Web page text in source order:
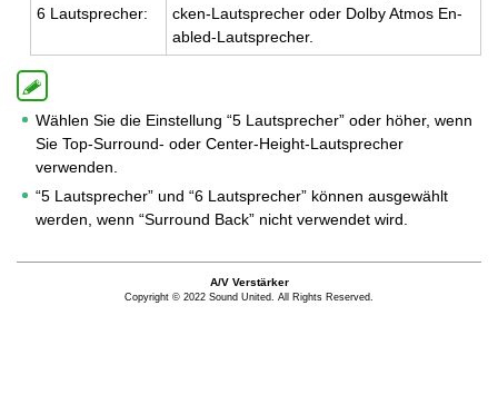
6 Laut­spre­cher:
cken-Laut­spre­cher oder Dolby Atmos En­
abled-Laut­spre­cher.
Wählen Sie die Einstellung “5 Lautsprecher” oder höher, wenn
Sie Top-Surround- oder Center-Height-Lautsprecher
verwenden.
“5 Lautsprecher” und “6 Lautsprecher” können ausgewählt
werden, wenn “Surround Back” nicht verwendet wird.
A/V Verstärker
Copyright © 2022 Sound United. All Rights Reserved.